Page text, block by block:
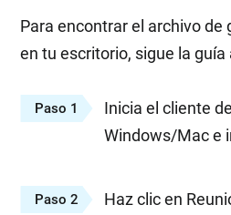
Para encontrar el archivo de
en tu escritorio, sigue la
Paso 1
Inicia el cliente
Windows/Mac e
Paso 2
Haz clic en